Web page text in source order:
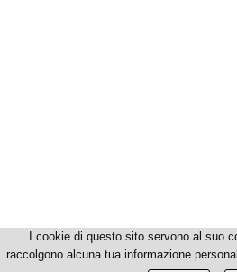
I cookie di questo sito servono al suo
raccolgono alcuna tua informazione